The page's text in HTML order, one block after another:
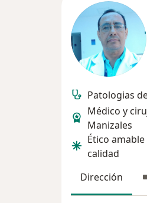
Patologias
Médico y
Manizales
Ético
calidad
Dirección